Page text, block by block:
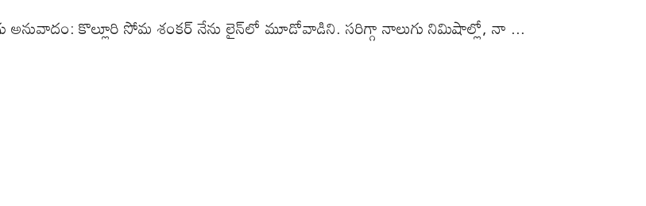
అనువాదం: కొల్లూరి సోమ శంకర్ నేను లైన్‌లో మూడోవాడిని. సరిగ్గా నాలుగు నిమిషాల్లో, నా ...